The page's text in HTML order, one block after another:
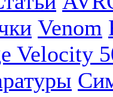
Venom
Velocity